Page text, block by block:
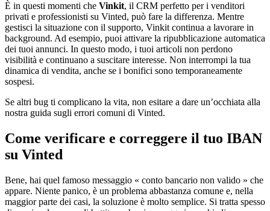
È in questi momenti che Vinkit, il CRM perfetto per i venditori
privati e professionisti su Vinted, può fare la differenza. Mentre
gestisci la situazione con il supporto, Vinkit continua a lavorare in
background. Ad esempio, puoi attivare la ripubblicazione automatica
dei tuoi annunci. In questo modo, i tuoi articoli non perdono
visibilità e continuano a suscitare interesse. Non interrompi la tua
dinamica di vendita, anche se i bonifici sono temporaneamente
sospesi.
Se altri bug ti complicano la vita, non esitare a dare un’occhiata alla
nostra guida sugli errori comuni di Vinted.
Come verificare e correggere il tuo IBAN
su Vinted
Bene, hai quel famoso messaggio « conto bancario non valido » che
appare. Niente panico, è un problema abbastanza comune e, nella
maggior parte dei casi, la soluzione è molto semplice. Si tratta spesso